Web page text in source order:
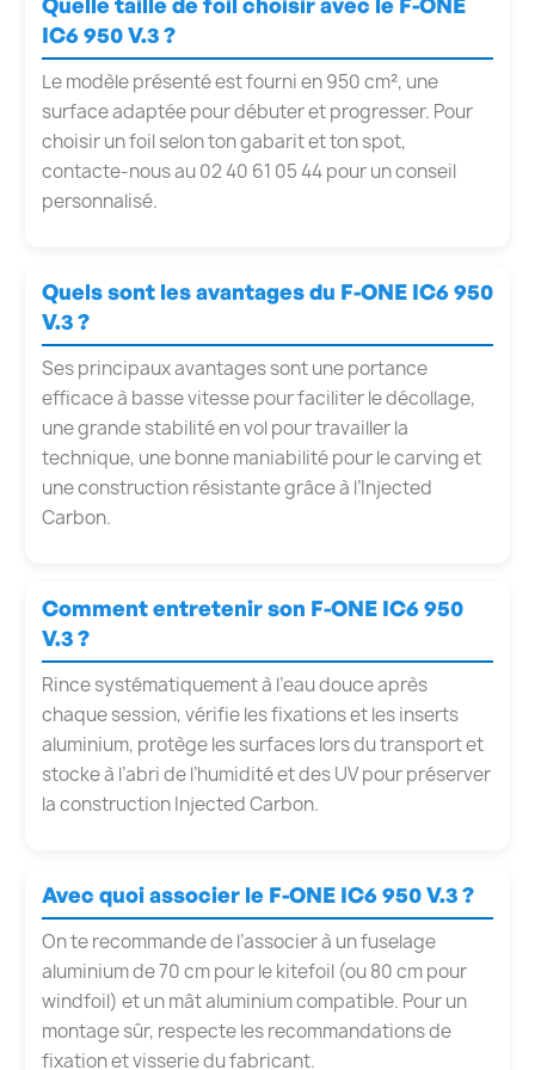
IC6 950 V.3 ?
Le modèle présenté est fourni en 950 cm², une
surface adaptée pour débuter et progresser. Pour
choisir un foil selon ton gabarit et ton spot,
contacte-nous au 02 40 61 05 44 pour un conseil
personnalisé.
Quels sont les avantages du F-ONE IC6 950
V.3 ?
Ses principaux avantages sont une portance
efficace à basse vitesse pour faciliter le décollage,
une grande stabilité en vol pour travailler la
technique, une bonne maniabilité pour le carving et
une construction résistante grâce à l’Injected
Carbon.
Comment entretenir son F-ONE IC6 950
V.3 ?
Rince systématiquement à l’eau douce après
chaque session, vérifie les fixations et les inserts
aluminium, protège les surfaces lors du transport et
stocke à l’abri de l’humidité et des UV pour préserver
la construction Injected Carbon.
Avec quoi associer le F-ONE IC6 950 V.3 ?
On te recommande de l’associer à un fuselage
aluminium de 70 cm pour le kitefoil (ou 80 cm pour
windfoil) et un mât aluminium compatible. Pour un
montage sûr, respecte les recommandations de
fixation et visserie du fabricant.